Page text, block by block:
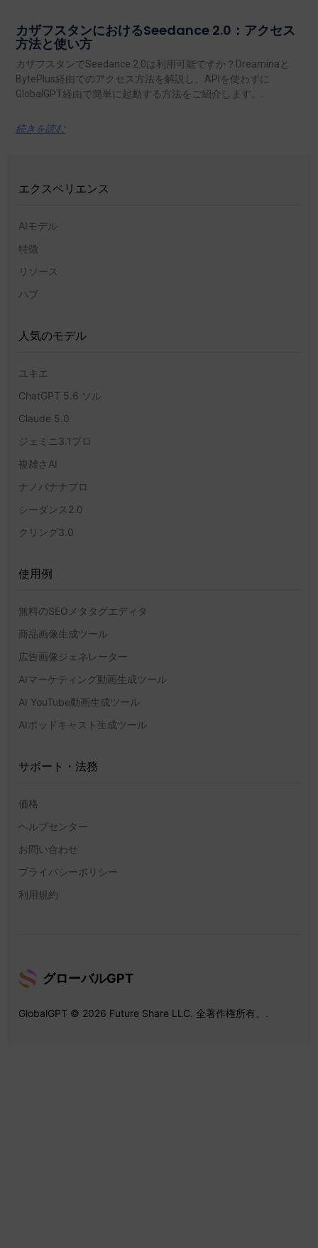
カザフスタンにおけるSeedance 2.0：アクセス
方法と使い方
カザフスタンでSeedance 2.0は利用可能ですか？Dreaminaと
BytePlus経由でのアクセス方法を解説し、APIを使わずに
GlobalGPT経由で簡単に起動する方法をご紹介します。.
続きを読む
エクスペリエンス
AIモデル
特徴
リソース
ハブ
人気のモデル
ユキエ
ChatGPT 5.6 ソル
Claude 5.0
ジェミニ3.1プロ
複雑さAI
ナノバナナプロ
シーダンス2.0
クリング3.0
使用例
無料のSEOメタタグエディタ
商品画像生成ツール
広告画像ジェネレーター
AIマーケティング動画生成ツール
AI YouTube動画生成ツール
AIポッドキャスト生成ツール
サポート・法務
価格
ヘルプセンター
お問い合わせ
プライバシーポリシー
利用規約
グローバルGPT
GlobalGPT © 2026 Future Share LLC. 全著作権所有。.